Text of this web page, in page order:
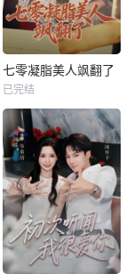
七零凝脂美人飒翻了
已完结